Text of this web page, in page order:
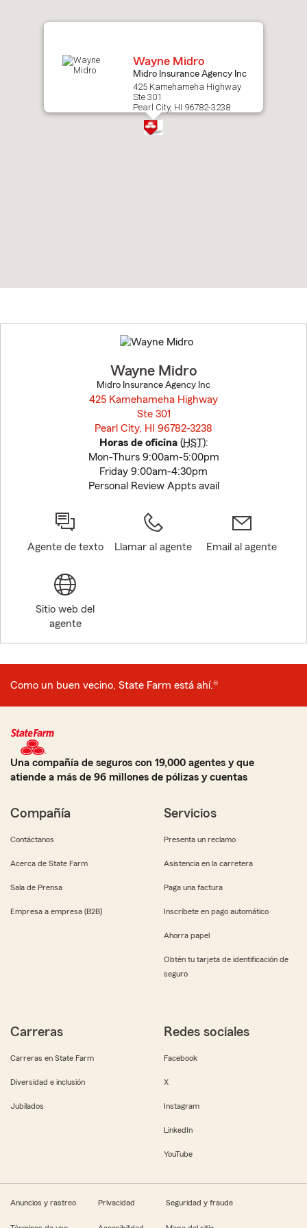
Wayne Midro
Midro Insurance Agency Inc
425 Kamehameha Highway
Ste 301
Pearl City, HI 96782-3238
to
before
Wayne Midro
Midro Insurance Agency Inc
425 Kamehameha Highway
Ste 301
Pearl City, HI 96782-3238
Horas de oficina(HST):
Mon-Thurs 9:00am-5:00pm
Friday 9:00am-4:30pm
Personal Review Appts avail
Agente de texto Llamar al agente Email al agente
Sitio web del
agente
Como un buen vecino, State Farm está ahí.®
Una compañía de seguros con 19,000 agentes y que
atiende a más de 96 millones de pólizas y cuentas
Compañía
Contáctanos
Acerca de State Farm
Sala de Prensa
Empresa a empresa (B2B)
Servicios
Presenta un reclamo
Asistencia en la carretera
Paga una factura
Inscríbete en pago automático
Ahorra papel
Obtén tu tarjeta de identificación de
seguro
Carreras
Carreras en State Farm
Diversidad e inclusión
Jubilados
Redes sociales
Facebook
X
Instagram
LinkedIn
YouTube
Anuncios y rastreo Privacidad Seguridad y fraude